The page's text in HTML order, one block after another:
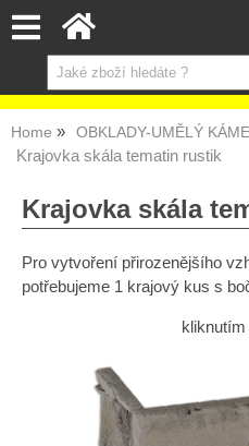
Home OBKLADY-UMĚLÝ
Krajovka skála tematin rustik
Krajovka skála
Pro vytvoření přirozenějšího
potřebujeme 1 krajový kus s